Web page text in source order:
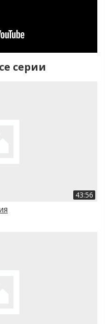
серии
43:56